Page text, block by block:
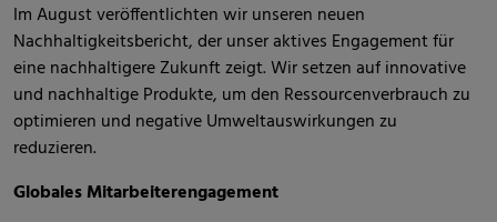
Im August veröffentlichten wir unseren neuen
Nachhaltigkeitsbericht, der unser aktives Engagement für
eine nachhaltigere Zukunft zeigt. Wir setzen auf innovative
und nachhaltige Produkte, um den Ressourcenverbrauch zu
optimieren und negative Umweltauswirkungen zu
reduzieren.
Globales Mitarbeiterengagement